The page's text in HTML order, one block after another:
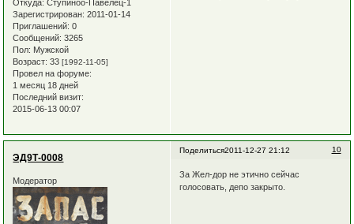
Откуда: Ступиноо-Павелец-1
Зарегистрирован: 2011-01-14
Приглашений: 0
Сообщений: 3265
Пол: Мужской
Возраст: 33[1992-11-05]
Провел на форуме:
1 месяц 18 дней
Последний визит:
2015-06-13 00:07
Поделиться 10
2011-12-27 21:12
ЭД9Т-0008
Модератор
За Жел-дор не этично сейчас
голосовать, депо закрыто.